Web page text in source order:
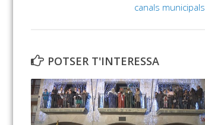
canals municipals
POTSER T'INTERESSA